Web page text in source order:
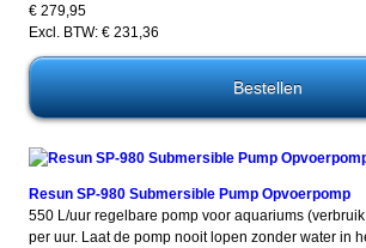
€ 279,95
Excl. BTW: € 231,36
Resun SP-980 Submersible Pump Opvoerpomp
550 L/uur regelbare pomp voor aquariums
per uur. Laat de pomp nooit lopen zonder water in